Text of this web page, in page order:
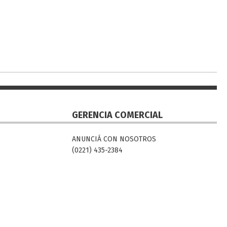
GERENCIA COMERCIAL
ANUNCIÁ CON NOSOTROS
(0221) 435-2384